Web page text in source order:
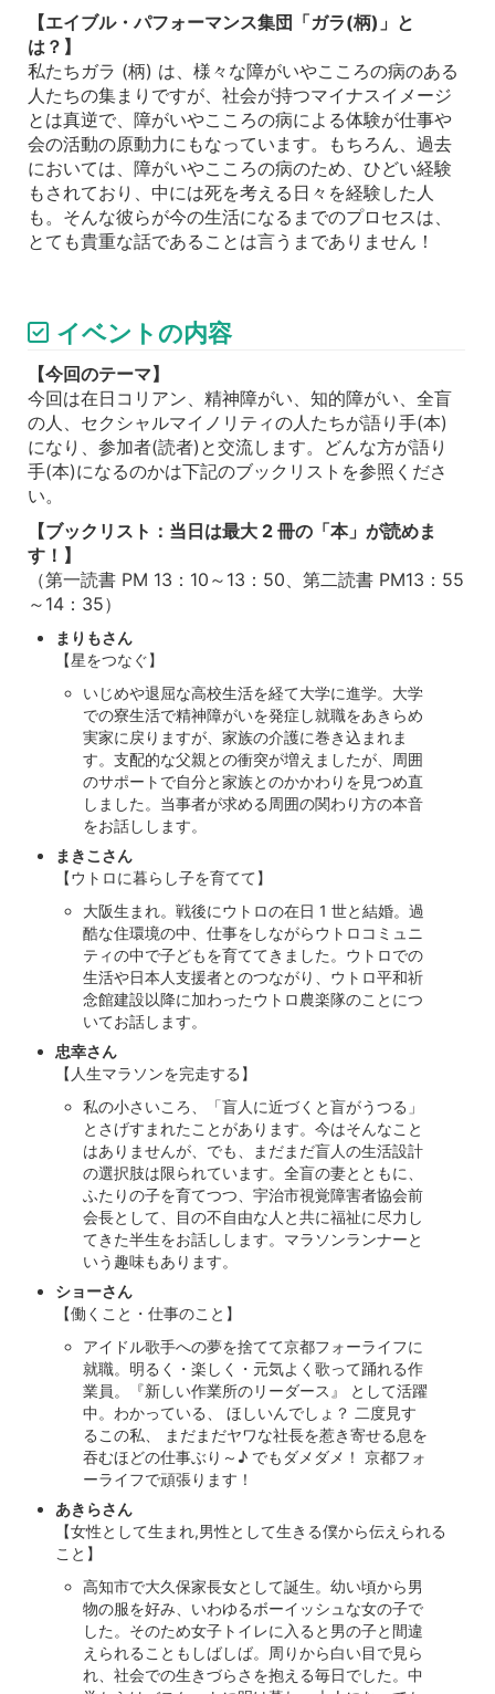
【エイブル・パフォーマンス集団「ガラ(柄)」と
は？】
私たちガラ (柄) は、様々な障がいやこころの病のある
人たちの集まりですが、社会が持つマイナスイメージ
とは真逆で、障がいやこころの病による体験が仕事や
会の活動の原動力にもなっています。もちろん、過去
においては、障がいやこころの病のため、ひどい経験
もされており、中には死を考える日々を経験した人
も。そんな彼らが今の生活になるまでのプロセスは、
とても貴重な話であることは言うまでありません！
イベントの内容
【今回のテーマ】
今回は在日コリアン、精神障がい、知的障がい、全盲
の人、セクシャルマイノリティの人たちが語り手(本)
になり、参加者(読者)と交流します。どんな方が語り
手(本)になるのかは下記のブックリストを参照くださ
い。
【ブックリスト：当日は最大 2 冊の「本」が読めま
す！】
（第一読書 PM 13：10～13：50、第二読書 PM13：55
～14：35）
まりもさん
【星をつなぐ】
いじめや退屈な高校生活を経て大学に進学。大学
での寮生活で精神障がいを発症し就職をあきらめ
実家に戻りますが、家族の介護に巻き込まれま
す。支配的な父親との衝突が増えましたが、周囲
のサポートで自分と家族とのかかわりを見つめ直
しました。当事者が求める周囲の関わり方の本音
をお話しします。
まきこさん
【ウトロに暮らし子を育てて】
大阪生まれ。戦後にウトロの在日 1 世と結婚。過
酷な住環境の中、仕事をしながらウトロコミュニ
ティの中で子どもを育ててきました。ウトロでの
生活や日本人支援者とのつながり、ウトロ平和祈
念館建設以降に加わったウトロ農楽隊のことにつ
いてお話します。
忠幸さん
【人生マラソンを完走する】
私の小さいころ、「盲人に近づくと盲がうつる」
とさげすまれたことがあります。今はそんなこと
はありませんが、でも、まだまだ盲人の生活設計
の選択肢は限られています。全盲の妻とともに、
ふたりの子を育てつつ、宇治市視覚障害者協会前
会長として、目の不自由な人と共に福祉に尽力し
てきた半生をお話しします。マラソンランナーと
いう趣味もあります。
ショーさん
【働くこと・仕事のこと】
アイドル歌手への夢を捨てて京都フォーライフに
就職。明るく・楽しく・元気よく歌って踊れる作
業員。『新しい作業所のリーダース』 として活躍
中。わかっている、 ほしいんでしょ？ 二度見す
るこの私、 まだまだヤワな社長を惹き寄せる息を
吞むほどの仕事ぶり～♪ でもダメダメ！ 京都フォ
ーライフで頑張ります！
あきらさん
【女性として生まれ,男性として生きる僕から伝えられる
こと】
高知市で大久保家長女として誕生。幼い頃から男
物の服を好み、いわゆるボーイッシュな女の子で
した。そのため女子トイレに入ると男の子と間違
えられることもしばしば。周りから白い目で見ら
れ、社会での生きづらさを抱える毎日でした。中